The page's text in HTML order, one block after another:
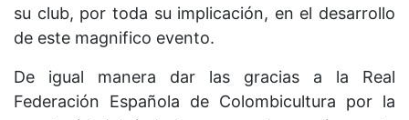
su club, por toda su implicación, en el desarrollo
de este magnifico evento.
De igual manera dar las gracias a la Real
Federación Española de Colombicultura por la